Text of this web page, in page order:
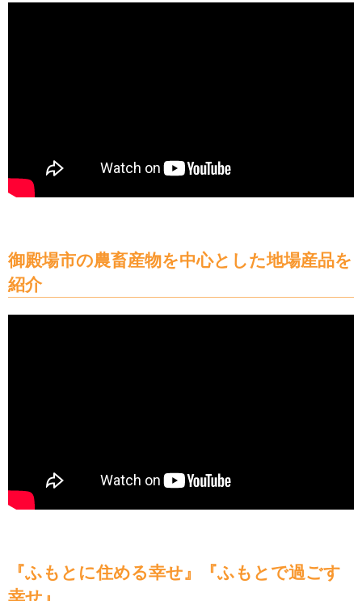
御殿場市の農畜産物を中心とした地場産品を
紹介
『ふもとに住める幸せ』『ふもとで過ごす
幸せ』